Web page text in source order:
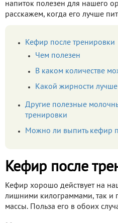
напиток полезен для нашего
расскажем, когда его лучше
Кефир после тренировки
Чем полезен
В каком количестве
Какой жирности
Другие полезные
тренировки
Можно ли выпить кефир
Кефир после
Кефир хорошо действует на
лишними килограммами, так
массы. Польза его в обоих